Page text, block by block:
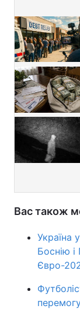
Вас також
Україна
Боснію
Євро-